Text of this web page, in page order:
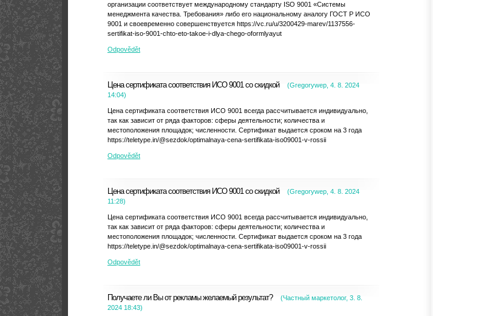
организации соответствует международному стандарту ISO 9001 «Системы
менеджмента качества. Требования» либо его национальному аналогу ГОСТ Р ИСО
9001 и своевременно совершенствуется https://vc.ru/u/3200429-marev/1137556-
sertifikat-iso-9001-chto-eto-takoe-i-dlya-chego-oformlyayut
Odpovědět
Цена сертификата соответствия ИСО 9001 со скидкой (Gregorywep 4. 8. 2024
14:04)
Цена сертификата соответствия ИСО 9001 всегда рассчитывается индивидуально,
так как зависит от ряда факторов: сферы деятельности; количества и
местоположения площадок; численности. Сертификат выдается сроком на 3 года
https://teletype.in/@sezdok/optimalnaya-cena-sertifikata-iso09001-v-rossii
Odpovědět
Цена сертификата соответствия ИСО 9001 со скидкой (Gregorywep 4. 8. 2024
11:28)
Цена сертификата соответствия ИСО 9001 всегда рассчитывается индивидуально,
так как зависит от ряда факторов: сферы деятельности; количества и
местоположения площадок; численности. Сертификат выдается сроком на 3 года
https://teletype.in/@sezdok/optimalnaya-cena-sertifikata-iso09001-v-rossii
Odpovědět
Получаете ли Вы от рекламы желаемый результат? (Частный маркетолог, 3. 8.
2024 18:43)